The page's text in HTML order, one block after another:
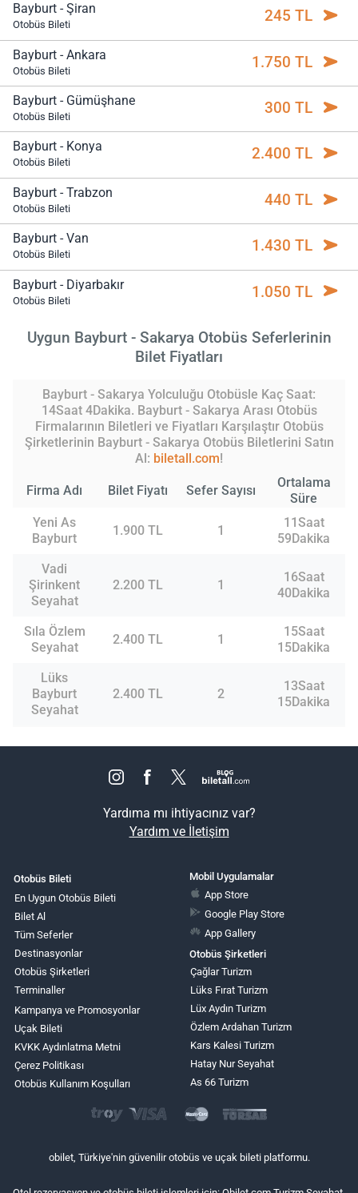
Bayburt - Şiran
Otobüs Bileti 245 TL
Bayburt - Ankara
Otobüs Bileti 1.750 TL
Bayburt - Gümüşhane
Otobüs Bileti 300 TL
Bayburt - Konya
Otobüs Bileti 2.400 TL
Bayburt - Trabzon
Otobüs Bileti 440 TL
Bayburt - Van
Otobüs Bileti 1.430 TL
Bayburt - Diyarbakır
Otobüs Bileti 1.050 TL
Uygun Bayburt - Sakarya Otobüs Seferlerinin
Bilet Fiyatları
Bayburt - Sakarya Yolculuğu Otobüsle Kaç Saat:
14Saat 4Dakika. Bayburt - Sakarya Arası Otobüs
Firmalarının Biletleri ve Fiyatları Karşılaştır Otobüs
Şirketlerinin Bayburt - Sakarya Otobüs Biletlerini Satın
Al: biletall.com!
Firma Adı Bilet Fiyatı Sefer Sayısı
Ortalama
Süre
Yeni As
Bayburt
1.900 TL 1
11Saat
59Dakika
Vadi
Şirinkent
Seyahat
2.200 TL 1
16Saat
40Dakika
Sıla Özlem
Seyahat
2.400 TL 1
15Saat
15Dakika
Lüks
Bayburt
Seyahat
2.400 TL 2
13Saat
15Dakika
Yardıma mı ihtiyacınız var?
Yardım ve İletişim
Otobüs Bileti
En Uygun Otobüs Bileti
Bilet Al
Tüm Seferler
Destinasyonlar
Otobüs Şirketleri
Terminaller
Kampanya ve Promosyonlar
Uçak Bileti
KVKK Aydınlatma Metni
Çerez Politikası
Otobüs Kullanım Koşulları
Mobil Uygulamalar
App Store
Google Play Store
App Gallery
Otobüs Şirketleri
Çağlar Turizm
Lüks Fırat Turizm
Lüx Aydın Turizm
Özlem Ardahan Turizm
Kars Kalesi Turizm
Hatay Nur Seyahat
As 66 Turizm
obilet, Türkiye'nin güvenilir otobüs ve uçak bileti platformu.